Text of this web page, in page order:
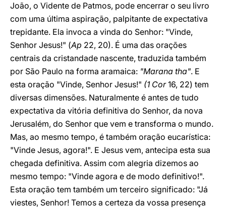
João, o Vidente de Patmos, pode encerrar o seu livro
com uma última aspiração, palpitante de expectativa
trepidante. Ela invoca a vinda do Senhor: "Vinde,
Senhor Jesus!" (Ap 22, 20). É uma das orações
centrais da cristandade nascente, traduzida também
por São Paulo na forma aramaica: "Marana tha". E
esta oração "Vinde, Senhor Jesus!" (1 Cor16, 22) tem
diversas dimensões. Naturalmente é antes de tudo
expectativa da vitória definitiva do Senhor, da nova
Jerusalém, do Senhor que vem e transforma o mundo.
Mas, ao mesmo tempo, é também oração eucarística:
"Vinde Jesus, agora!". E Jesus vem, antecipa esta sua
chegada definitiva. Assim com alegria dizemos ao
mesmo tempo: "Vinde agora e de modo definitivo!".
Esta oração tem também um terceiro significado: "Já
viestes, Senhor! Temos a certeza da vossa presença